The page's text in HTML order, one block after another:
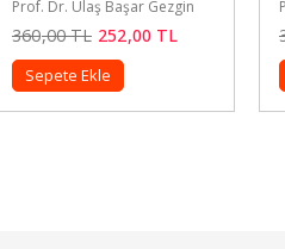
Prof. Dr. Ulaş Başar Gezgin
320,00TL 224,00TL
Sepete Ekle